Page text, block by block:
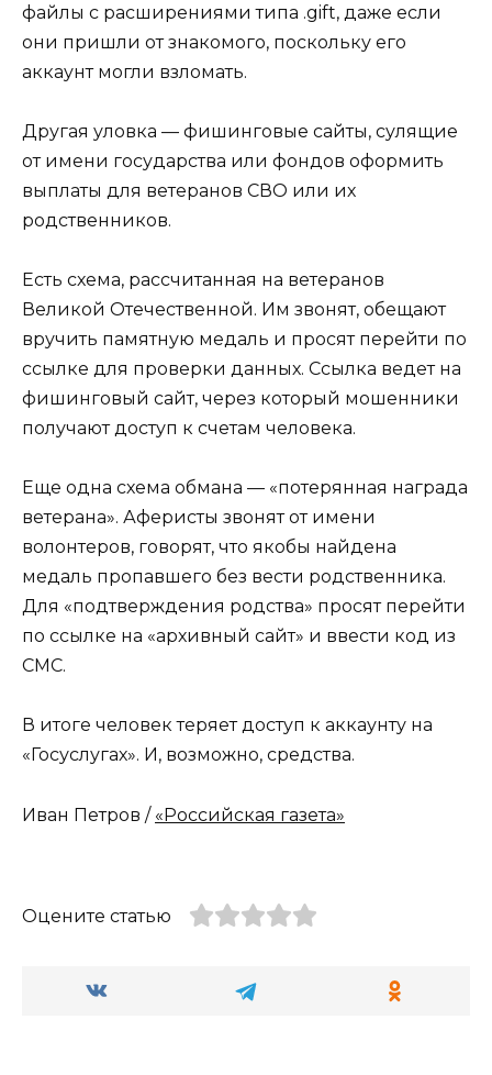
файлы с расширениями типа .gift, даже если
они пришли от знакомого, поскольку его
аккаунт могли взломать.
Другая уловка — фишинговые сайты, сулящие
от имени государства или фондов оформить
выплаты для ветеранов СВО или их
родственников.
Есть схема, рассчитанная на ветеранов
Великой Отечественной. Им звонят, обещают
вручить памятную медаль и просят перейти по
ссылке для проверки данных. Ссылка ведет на
фишинговый сайт, через который мошенники
получают доступ к счетам человека.
Еще одна схема обмана — «потерянная награда
ветерана». Аферисты звонят от имени
волонтеров, говорят, что якобы найдена
медаль пропавшего без вести родственника.
Для «подтверждения родства» просят перейти
по ссылке на «архивный сайт» и ввести код из
СМС.
В итоге человек теряет доступ к аккаунту на
«Госуслугах». И, возможно, средства.
Иван Петров / «Российская газета»
Оцените статью